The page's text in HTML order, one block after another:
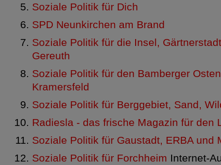
Soziale Politik für Dich
SPD Neunkirchen am Brand
Soziale Politik für die Insel,
Gereuth
Soziale Politik für den Bamberger
Kramersfeld
Soziale Politik für Berggebiet, Sand,
Radiesla - das frische Magazin für den
Soziale Politik für Gaustadt, ERBA und
Soziale Politik für Forchheim Internet-